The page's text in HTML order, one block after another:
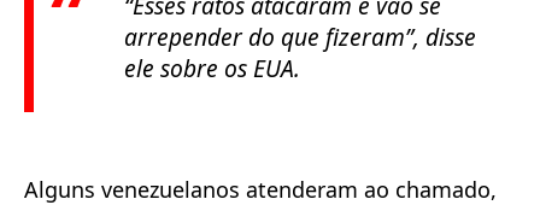
arrepender do que fizeram”, disse
ele sobre os EUA.
Alguns venezuelanos atenderam ao chamado,